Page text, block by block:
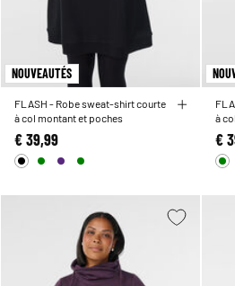
NOUVEAUTÉS
FLASH - Robe sweat-shirt courte
à col montant et poches
€ 39,99
à
€